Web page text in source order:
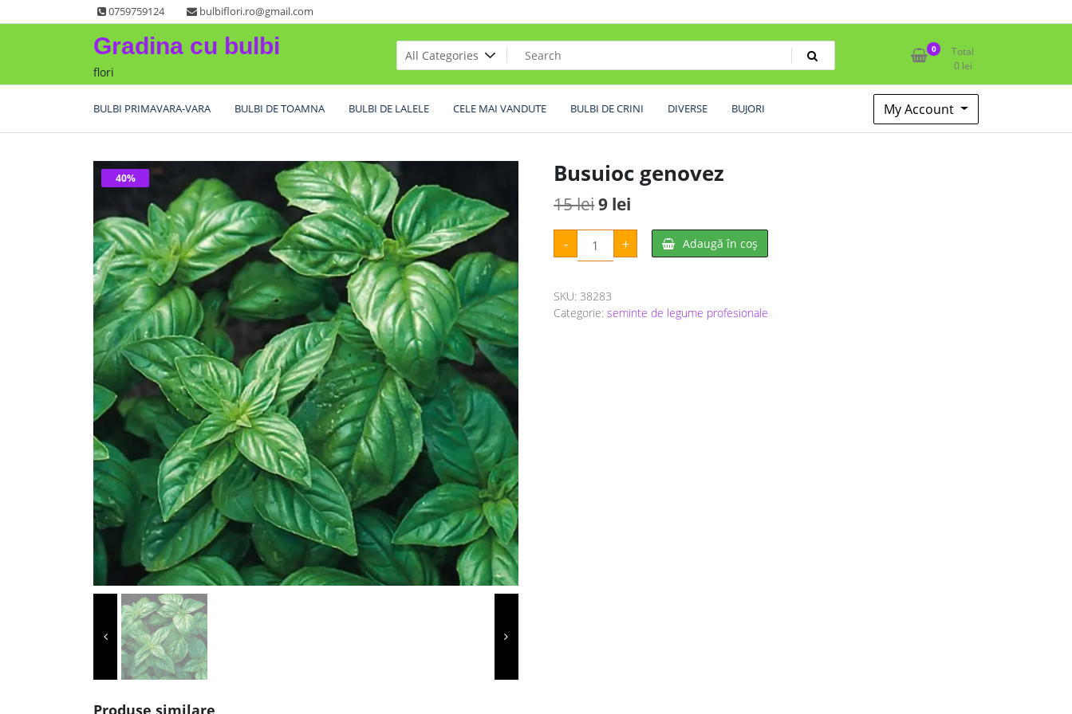
to
0759759124 bulbiflori.ro@gmail.com
Gradina cu bulbi
flori
0
Total
0 lei
BULBI PRIMAVARA-VARA BULBI DE TOAMNA BULBI DE LALELE CELE MAI VANDUTE BULBI DE CRINI DIVERSE BUJORI My Account
40% Busuioc genovez
15leiPrețul
inițial
15 lei.
9 lei
curent
este:
-
Cantitate
Busuioc
genovez
+ Adaugă în coș
SKU:38283
Categorie:seminte de legume profesionale
Produse similare